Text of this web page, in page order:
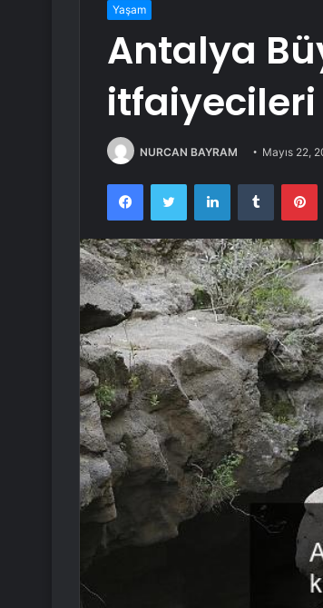
Yaşam
Antalya
NURCAN BAYRAM Mayıs 22,
FacebookTwitter LinkedInTumblr